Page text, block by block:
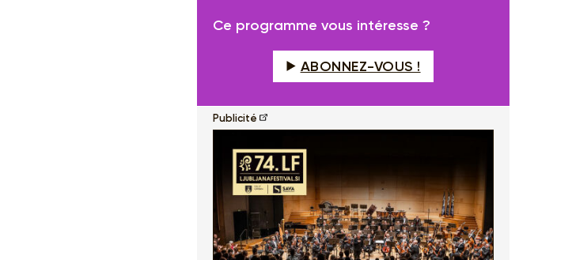
Ce programme vous intéresse ?
ABONNEZ-VOUS !
Publicité